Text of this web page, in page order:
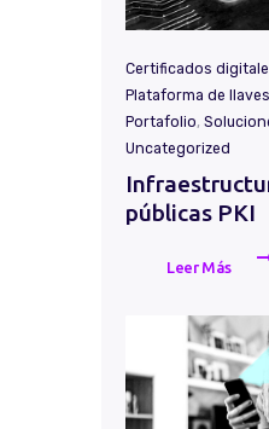
Certificados
Plataforma de
Portafolio,
Uncategorized
públicas PKI
Leer Más